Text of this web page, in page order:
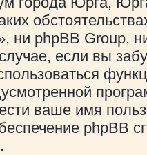
ни phpBB Group,
если вы
ваше имя
phpBB